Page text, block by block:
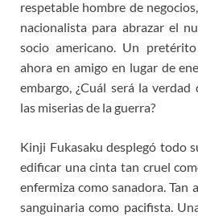
respetable hombre de
nacionalista para abrazar el
socio americano. Un
ahora en amigo en lugar de
embargo, ¿Cuál será la
las miserias de la guerra?
Kinji Fukasaku desplegó todo
edificar una cinta tan cruel
enfermiza como sanadora. Tan
sanguinaria como pacifista.